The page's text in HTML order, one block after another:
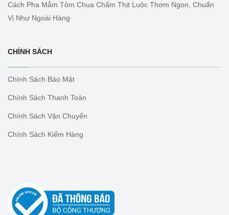
Cách Pha Mắm Tôm Chua Chấm Thịt Luộc Thơm Ngon, Chuẩn
Vị Như Ngoài Hàng
CHÍNH SÁCH
Chính Sách Bảo Mật
Chính Sách Thanh Toán
Chính Sách Vận Chuyển
Chính Sách Kiểm Hàng